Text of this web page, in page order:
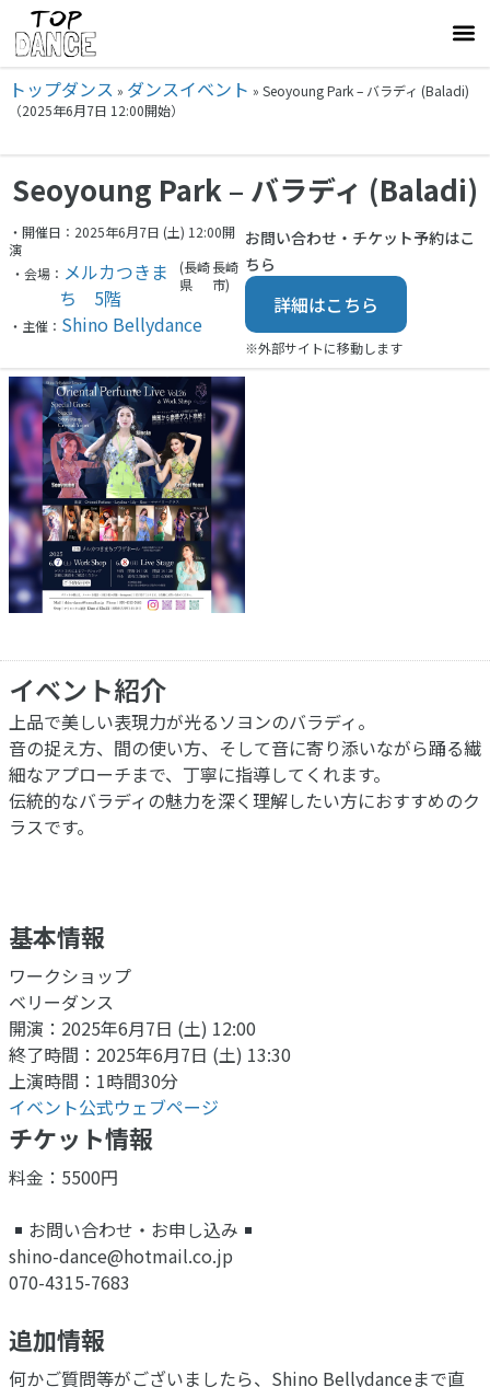
トップダンス » ダンスイベント » Seoyoung Park – バラディ (Baladi)
（2025年6月7日 12:00開始）
Seoyoung Park – バラディ (Baladi)
・開催日：2025年6月7日 (土) 12:00開
演
・会場： メルカつきま
ち 5階
(長崎
県
長崎
市)
・主催： Shino Bellydance
お問い合わせ・チケット予約はこ
ちら
詳細はこちら
※外部サイトに移動します
イベント紹介
上品で美しい表現力が光るソヨンのバラディ。
音の捉え方、間の使い方、そして音に寄り添いながら踊る繊
細なアプローチまで、丁寧に指導してくれます。
伝統的なバラディの魅力を深く理解したい方におすすめのク
ラスです。
基本情報
ワークショップ
ベリーダンス
開演：2025年6月7日 (土) 12:00
終了時間：2025年6月7日 (土) 13:30
上演時間：1時間30分
イベント公式ウェブページ
チケット情報
料金：5500円
お問い合わせ・お申し込み
shino-dance@hotmail.co.jp
070-4315-7683
追加情報
何かご質問等がございましたら、Shino Bellydanceまで直